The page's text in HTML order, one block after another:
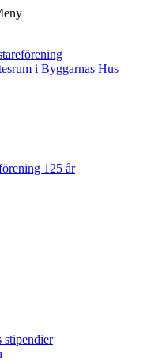
i Byggarnas Hus
125 år
stipendier